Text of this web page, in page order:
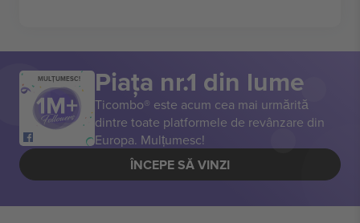
MULȚUMESC! Piața nr.1 din lume
Ticombo® este acum cea mai urmărită
dintre toate platformele de revânzare din
Europa. Mulțumesc!
ÎNCEPE SĂ VINZI